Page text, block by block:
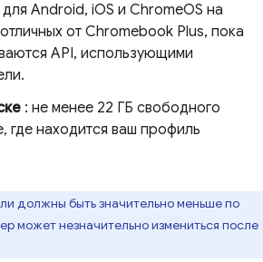
Android, iOS и ChromeOS на
от Chromebook Plus, пока
API, использующими
: не менее 22 ГБ свободного
где находится ваш профиль
должны быть значительно меньше по
может незначительно измениться после